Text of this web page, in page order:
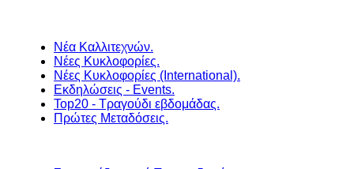
Νέα Καλλιτεχνών.
Νέες Κυκλοφορίες.
Νέες Κυκλοφορίες (International).
Εκδηλώσεις - Events.
Top20 - Τραγούδι εβδομάδας.
Πρώτες Μεταδόσεις.